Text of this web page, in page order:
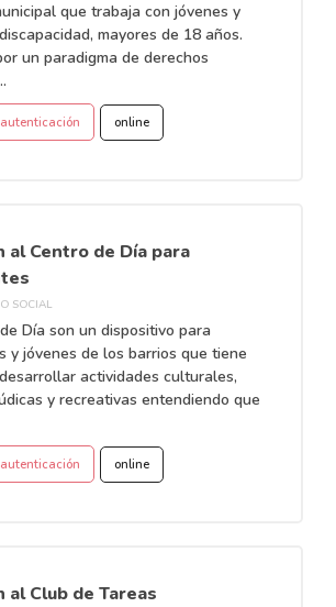
que trabaja con jóvenes y
mayores de 18 años.
un paradigma de derechos
online
al Centro de Día para
SOCIAL
Día son un dispositivo para
y jóvenes de los barrios que tiene
actividades culturales,
y recreativas entendiendo que
online
al Club de Tareas